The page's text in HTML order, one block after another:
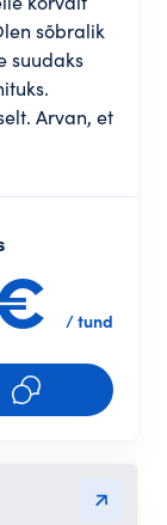
sõbralik
suudaks
Arvan, et
/ tund